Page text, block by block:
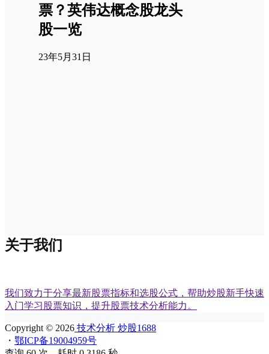
票？英伟达概念股龙头
股一览
23年5月31日
关于我们
我们致力于分享最新股票指标和选股公式，帮助炒股新手快速
入门学习股票知识，提升股票技术分析能力。
Copyright © 2026 技术分析 炒股1688
・ 鄂ICP备19004959号